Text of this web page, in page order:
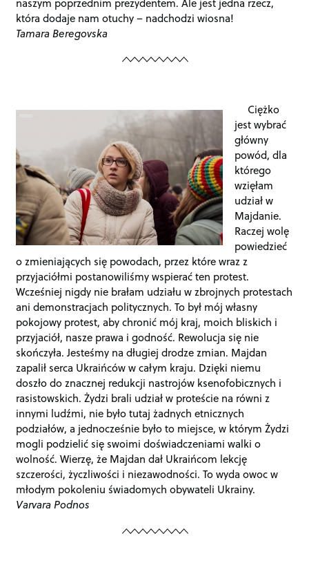
która dodaje nam otuchy – nadchodzi wiosna!
Tamara Beregovska
Ciężko
jest wybrać
główny
powód, dla
którego
wzięłam
udział w
Majdanie.
Raczej wolę
powiedzieć
o zmieniających się powodach, przez które wraz z
przyjaciółmi postanowiliśmy wspierać ten protest.
Wcześniej nigdy nie brałam udziału w zbrojnych protestach
ani demonstracjach politycznych. To był mój własny
pokojowy protest, aby chronić mój kraj, moich bliskich i
przyjaciół, nasze prawa i godność. Rewolucja się nie
skończyła. Jesteśmy na długiej drodze zmian. Majdan
zapalił serca Ukraińców w całym kraju. Dzięki niemu
doszło do znacznej redukcji nastrojów ksenofobicznych i
rasistowskich. Żydzi brali udział w proteście na równi z
innymi ludźmi, nie było tutaj żadnych etnicznych
podziałów, a jednocześnie było to miejsce, w którym Żydzi
mogli podzielić się swoimi doświadczeniami walki o
wolność. Wierzę, że Majdan dał Ukraińcom lekcję
szczerości, życzliwości i niezawodności. To wyda owoc w
młodym pokoleniu świadomych obywateli Ukrainy.
Varvara Podnos